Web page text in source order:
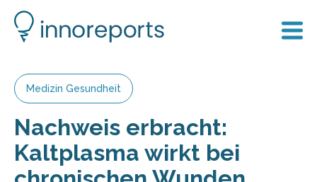
Medizin Gesundheit
Nachweis erbracht:
Kaltplasma wirkt bei